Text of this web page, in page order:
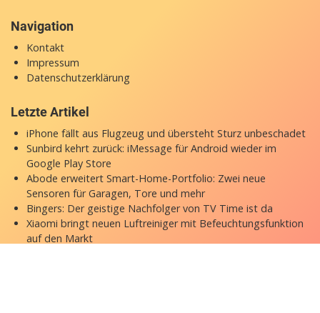
Navigation
Kontakt
Impressum
Datenschutzerklärung
Letzte Artikel
iPhone fällt aus Flugzeug und übersteht Sturz unbeschadet
Sunbird kehrt zurück: iMessage für Android wieder im
Google Play Store
Abode erweitert Smart-Home-Portfolio: Zwei neue
Sensoren für Garagen, Tore und mehr
Bingers: Der geistige Nachfolger von TV Time ist da
Xiaomi bringt neuen Luftreiniger mit Befeuchtungsfunktion
auf den Markt